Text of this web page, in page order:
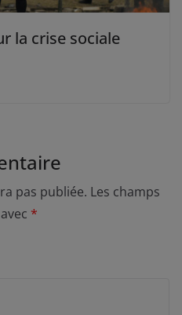
la crise sociale
pas publiée. Les champs
*